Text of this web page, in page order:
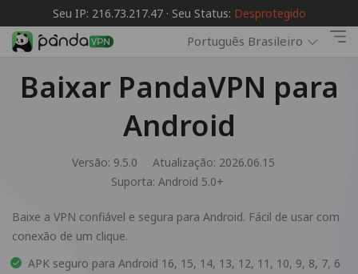
Seu IP: 216.73.217.47 · Seu Status: Desprotegido
Português Brasileiro
Baixar PandaVPN para
Android
Versão: 9.5.0
Atualização: 2026.06.15
Suporta: Android 5.0+
Baixe a VPN confiável e segura para Android. Fácil de usar com
conexão de um clique.
APK seguro para Android 16, 15, 14, 13, 12, 11, 10, 9, 8, 7, 6